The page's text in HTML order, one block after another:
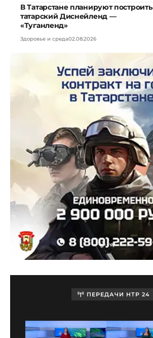
В Татарстане планируют построить
татарский Диснейленд —
«Туганленд»
Здоровье и среда02.08.2026
ПЕРЕДАЧИ НТР 24